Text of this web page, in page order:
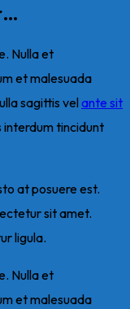
Nulla et
et malesuada
sagittis velante sit
interdum tincidunt
at posuere est.
sit amet.
ligula.
Nulla et
et malesuada